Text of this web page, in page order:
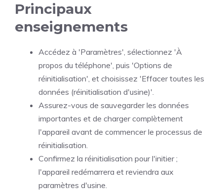
Principaux
enseignements
Accédez à 'Paramètres', sélectionnez 'À
propos du téléphone', puis 'Options de
réinitialisation', et choisissez 'Effacer toutes les
données (réinitialisation d'usine)'.
Assurez-vous de sauvegarder les données
importantes et de charger complètement
l'appareil avant de commencer le processus de
réinitialisation.
Confirmez la réinitialisation pour l'initier ;
l'appareil redémarrera et reviendra aux
paramètres d'usine.